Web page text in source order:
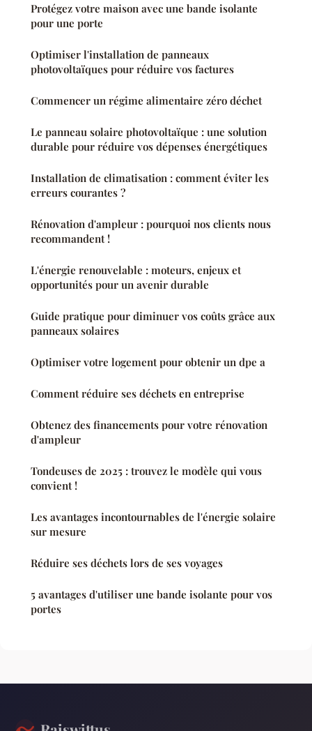
Protégez votre maison avec une bande isolante
pour une porte
Optimiser l'installation de panneaux
photovoltaïques pour réduire vos factures
Commencer un régime alimentaire zéro déchet
Le panneau solaire photovoltaïque : une solution
durable pour réduire vos dépenses énergétiques
Installation de climatisation : comment éviter les
erreurs courantes ?
Rénovation d'ampleur : pourquoi nos clients nous
recommandent !
L'énergie renouvelable : moteurs, enjeux et
opportunités pour un avenir durable
Guide pratique pour diminuer vos coûts grâce aux
panneaux solaires
Optimiser votre logement pour obtenir un dpe a
Comment réduire ses déchets en entreprise
Obtenez des financements pour votre rénovation
d'ampleur
Tondeuses de 2025 : trouvez le modèle qui vous
convient !
Les avantages incontournables de l'énergie solaire
sur mesure
Réduire ses déchets lors de ses voyages
5 avantages d'utiliser une bande isolante pour vos
portes